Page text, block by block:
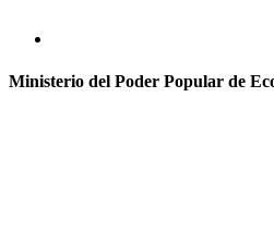
Ministerio del Poder Popular de